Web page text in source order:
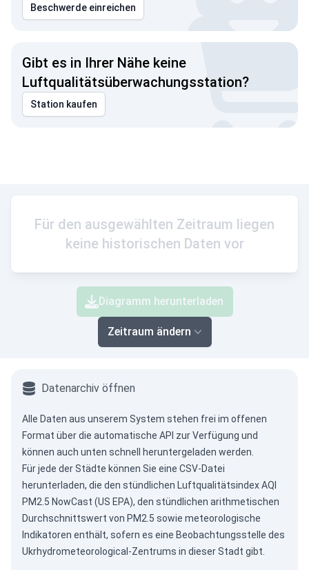
Beschwerde einreichen
Gibt es in Ihrer Nähe keine
Luftqualitätsüberwachungsstation?
Station kaufen
Für den ausgewählten Zeitraum liegen
keine historischen Daten vor
Diagramm herunterladen
Zeitraum ändern
Datenarchiv öffnen
Alle Daten aus unserem System stehen frei im offenen
Format über die automatische API zur Verfügung und
können auch unten schnell heruntergeladen werden.
Für jede der Städte können Sie eine CSV-Datei
herunterladen, die den stündlichen Luftqualitätsindex AQI
PM2.5 NowCast (US EPA), den stündlichen arithmetischen
Durchschnittswert von PM2.5 sowie meteorologische
Indikatoren enthält, sofern es eine Beobachtungsstelle des
Ukrhydrometeorological-Zentrums in dieser Stadt gibt.